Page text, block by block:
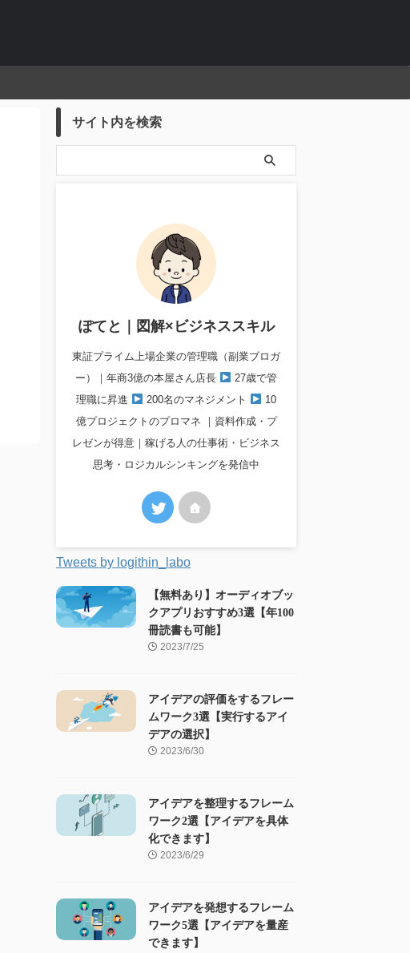
サイト内を検索
ぽてと｜図解×ビジネススキル
東証プライム上場企業の管理職（副業ブロガ
ー）｜年商3億の本屋さん店長
27歳で管
理職に昇進
200名のマネジメント
10
億プロジェクトのプロマネ ｜資料作成・プ
レゼンが得意｜稼げる人の仕事術・ビジネス
思考・ロジカルシンキングを発信中
Tweets by logithin_labo
【無料あり】オーディオブッ
クアプリおすすめ3選【年100
冊読書も可能】
2023/7/25
アイデアの評価をするフレー
ムワーク3選【実行するアイ
デアの選択】
2023/6/30
アイデアを整理するフレーム
ワーク2選【アイデアを具体
化できます】
2023/6/29
アイデアを発想するフレーム
ワーク5選【アイデアを量産
できます】